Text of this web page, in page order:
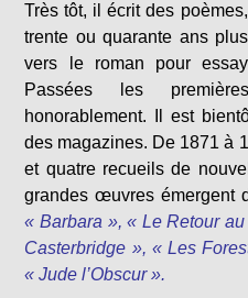
Très tôt, il écrit des
trente ou quarante ans
vers le roman pour
Passées les
honorablement. Il est
des magazines. De 1871 à
et quatre recueils de
grandes œuvres émergent
« Barbara », « Le Retour
Casterbridge », « Les
« Jude l’Obscur ».